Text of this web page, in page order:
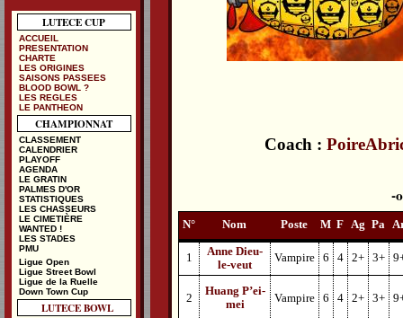
Coach :
N° Nom Poste M F Ag Pa
1
Anne Dieu-
le-veut
Vampire 6 4 2+ 3+
2
Huang P’ei-
mei
Vampire 6 4 2+ 3+
LUTECE CUP
ACCUEIL
PRESENTATION
CHARTE
LES ORIGINES
SAISONS PASSEES
BLOOD BOWL ?
LES REGLES
LE PANTHEON
CHAMPIONNAT
CLASSEMENT
CALENDRIER
PLAYOFF
AGENDA
LE GRATIN
PALMES D'OR
STATISTIQUES
LES CHASSEURS
LE CIMETIÈRE
WANTED !
LES STADES
PMU
Ligue Open
Ligue Street Bowl
Ligue de la Ruelle
Down Town Cup
LUTECE BOWL